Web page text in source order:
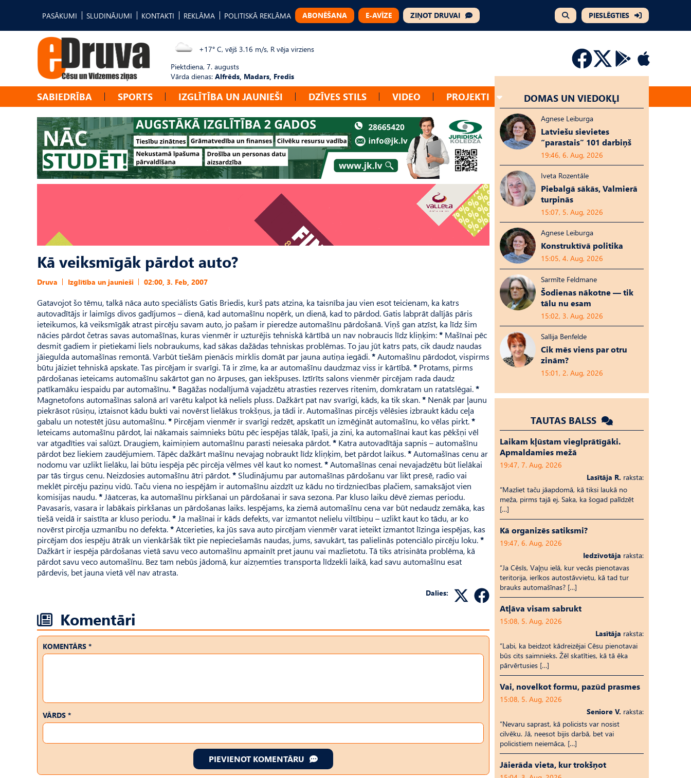
PASĀKUMI SLUDINĀJUMI KONTAKTI REKLĀMA POLITISKĀ REKLĀMA ABONĒŠANA E-AVĪZE ZIŅOT DRUVAI PIESLĒGTIES
+17° C, vējš 3.16 m/s, R vēja virziens
Piektdiena, 7. augusts
Vārda dienas: Alfrēds, Madars, Fredis
SABIEDRĪBA SPORTS IZGLĪTĪBA UN JAUNIEŠI DZĪVES STILS VIDEO PROJEKTI
Kā veiksmīgāk pārdot auto?
Druva Izglītība un jaunieši 02:00, 3. Feb, 2007
Gatavojot šo tēmu, talkā nāca auto speciālists Gatis Briedis, kurš pats atzina, ka taisnība jau vien esot teicienam, ka katrs
autovadītājs ir laimīgs divos gadījumos – dienā, kad automašīnu nopērk, un dienā, kad to pārdod. Gatis labprāt dalījās pāris
ieteikumos, kā veiksmīgāk atrast pircēju savam auto, jo pašam ir pieredze automašīnu pārdošanā. Viņš gan atzīst, ka līdz šim
nācies pārdot četras savas automašīnas, kuras vienmēr ir uzturējis tehniskā kārtībā un nav nobraucis līdz kliņķim:* Mašīnai pēc
desmit gadiem ir pietiekami liels nobraukums, kad sākas dažādas tehniskas problēmas. To jau jūt katrs pats, cik daudz naudas
jāiegulda automašīnas remontā. Varbūt tiešām pienācis mirklis domāt par jauna autiņa iegādi.*Automašīnu pārdodot, vispirms
būtu jāiziet tehniskā apskate. Tas pircējam ir svarīgi. Tā ir zīme, ka ar automašīnu daudzmaz viss ir kārtībā.* Protams, pirms
pārdošanas ieteicams automašīnu sakārtot gan no ārpuses, gan iekšpuses. Iztīrīts salons vienmēr pircējam rada daudz
patīkamāku iespaidu par automašīnu.* Bagāžas nodalījumā vajadzētu atrasties rezerves ritenim, domkratam un ratatslēgai.*
Magnetofons automašīnas salonā arī varētu kalpot kā neliels pluss. Dažkārt pat nav svarīgi, kāds, ka tik skan.* Nenāk par ļaunu
piekrāsot rūsiņu, iztaisnot kādu bukti vai novērst lielākus trokšņus, ja tādi ir. Automašīnas pircējs vēlēsies izbraukt kādu ceļa
gabalu un notestēt jūsu automašīnu.* Pircējam vienmēr ir svarīgi redzēt, apskatīt un izmēģināt automašīnu, ko vēlas pirkt.*
Ieteicams automašīnu pārdot, lai nākamais saimnieks būtu pēc iespējas tālāk, īpaši, ja zini, ka automašīnai kaut kas pēkšņi vēl
var atgadīties vai salūzt. Draugiem, kaimiņiem automašīnu parasti neiesaka pārdot.* Katra autovadītāja sapnis – automašīnu
pārdot bez liekiem zaudējumiem. Tāpēc dažkārt mašīnu nevajag nobraukt līdz kliņķim, bet pārdot laikus.*Automašīnas cenu ar
nodomu var uzlikt lielāku, lai būtu iespēja pēc pircēja vēlmes vēl kaut ko nomest.*Automašīnas cenai nevajadzētu būt lielākai
par tās tirgus cenu. Neizdosies automašīnu ātri pārdot.* Sludinājumu par automašīnas pārdošanu var likt presē, radio vai
meklēt pircēju paziņu vidū. Taču viena no iespējām ir automašīnu aizdzīt uz kādu no tirdzniecības plačiem, samaksājot vien
komisijas naudu.* Jāatceras, ka automašīnu pirkšanai un pārdošanai ir sava sezona. Par kluso laiku dēvē ziemas periodu.
Pavasaris, vasara ir labākais pirkšanas un pārdošanas laiks. Iespējams, ka ziemā automašīnu cena var būt nedaudz zemāka, kas
tiešā veidā ir saistīta ar kluso periodu.* Ja mašīnai ir kāds defekts, var izmantot nelielu viltībiņu – uzlikt kaut ko tādu, ar ko
novērst pircēja uzmanību no defekta.*Atcerieties, ka jūs sava auto pircējam vienmēr varat ieteikt izmantot līzinga iespējas, kas
pircējam dos iespēju ātrāk un vienkāršāk tikt pie nepieciešamās naudas, jums, savukārt, tas palielinās potenciālo pircēju loku.*
Dažkārt ir iespēja pārdošanas vietā savu veco automašīnu apmainīt pret jaunu vai mazlietotu. Tā tiks atrisināta problēma, kā
pārdot savu veco automašīnu. Bez tam nebūs jādomā, kur aizņemties transporta līdzekli laikā, kad savu automašīnu esat
pārdevis, bet jauna vietā vēl nav atrasta.
Dalies:
Komentāri
KOMENTĀRS *
VĀRDS *
PIEVIENOT KOMENTĀRU
DOMAS UN VIEDOKĻI
Agnese Leiburga
Latviešu sievietes
“parastais” 101 darbiņš
19:46, 6. Aug, 2026
Iveta Rozentāle
Piebalgā sākās, Valmierā
turpinās
15:07, 5. Aug, 2026
Agnese Leiburga
Konstruktīvā politika
15:05, 4. Aug, 2026
Sarmīte Feldmane
Šodienas nākotne — tik
tālu nu esam
15:02, 3. Aug, 2026
Sallija Benfelde
Cik mēs viens par otru
zinām?
15:01, 2. Aug, 2026
TAUTAS BALSS
Laikam kļūstam vieglprātīgāki.
Apmaldamies mežā
19:47, 7. Aug, 2026
Lasītāja R. raksta:
“Mazliet taču jāapdomā, kā tiksi laukā no
meža, pirms tajā ej. Saka, ka šogad palīdzēt
[…]
Kā organizēs satiksmi?
19:47, 6. Aug, 2026
Iedzīvotāja raksta:
“Ja Cēsīs, Vaļņu ielā, kur vecās pienotavas
teritorija, ierīkos autostāvvietu, kā tad tur
brauks automašīnas? […]
Atļāva visam sabrukt
15:08, 5. Aug, 2026
Lasītāja raksta:
“Labi, ka beidzot kādreizējai Cēsu pienotavai
būs cits saimnieks. Žēl skatīties, kā tā ēka
pārvērtusies […]
Vai, novelkot formu, pazūd prasmes
15:08, 5. Aug, 2026
Seniore V. raksta:
“Nevaru saprast, kā policists var nosist
cilvēku. Jā, neesot bijis darbā, bet vai
policistiem neiemāca, […]
Jāierāda vieta, kur trokšņot